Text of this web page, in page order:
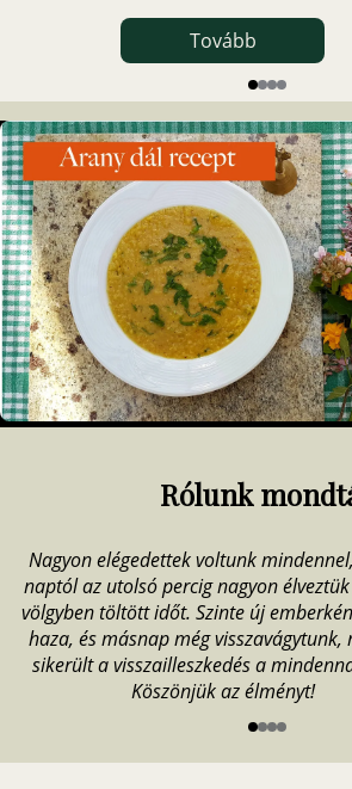
Tovább
1
of
4
Rólunk
Nagyon elégedettek voltunk
naptól az utolsó percig nagyon
völgyben töltött időt. Szinte új
haza, és másnap még visszavágytunk,
sikerült a visszailleszkedés a
Köszönjük az élményt!